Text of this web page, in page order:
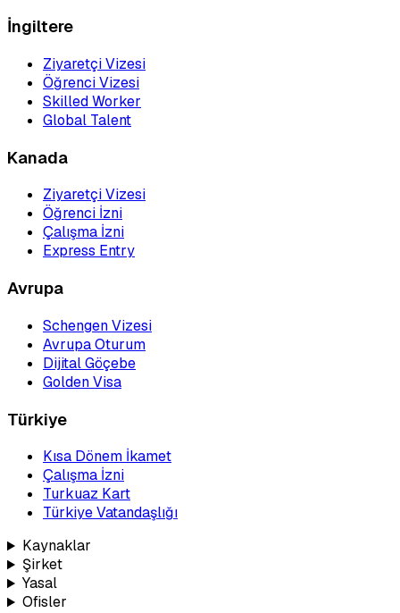
İngiltere
Ziyaretçi Vizesi
Öğrenci Vizesi
Skilled Worker
Global Talent
Kanada
Ziyaretçi Vizesi
Öğrenci İzni
Çalışma İzni
Express Entry
Avrupa
Schengen Vizesi
Avrupa Oturum
Dijital Göçebe
Golden Visa
Türkiye
Kısa Dönem İkamet
Çalışma İzni
Turkuaz Kart
Türkiye Vatandaşlığı
Kaynaklar
Şirket
Yasal
Ofisler